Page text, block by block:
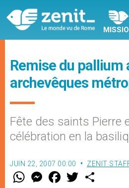
Remise du pallium
archevêques
Fête des saints Pierre
célébration en la
JUIN 22, 2007 00:00 ZENIT
W M
e
F
a w